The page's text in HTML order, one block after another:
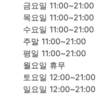
금요일 11:00~21:00
목요일 11:00~21:00
수요일 11:00~21:00
주말 11:00~21:00
평일 11:00~21:00
월요일 휴무
토요일 12:00~21:00
일요일 12:00~21:00